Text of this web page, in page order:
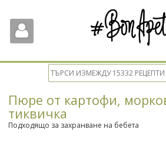
Пюре от картофи,
тиквичка
Подходящо за захранване на бебета